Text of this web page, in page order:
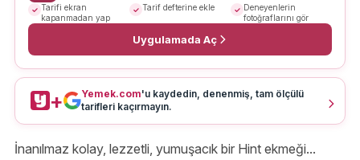
Tarifi ekran
kapanmadan yap
Tarif defterine ekle
Deneyenlerin
fotoğraflarını gör
Uygulamada Aç
+ Yemek.com'u kaydedin, denenmiş, tam ölçülü
tarifleri kaçırmayın.
İnanılmaz kolay, lezzetli, yumuşacık bir Hint ekmeği...